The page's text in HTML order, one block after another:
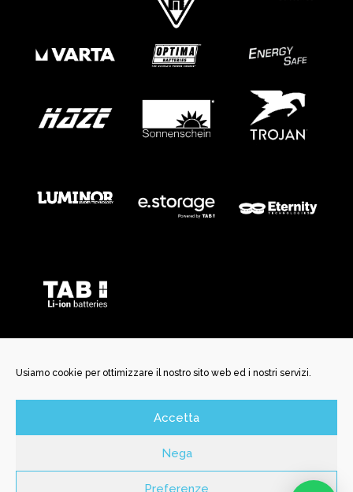
Usiamo cookie per ottimizzare il nostro sito web ed i nostri servizi.
Accetta
Nega
Preferenze
©️ New Battery Service Srl | Via San Martino, 29 | 25037
Versato € 10.000,00 |newbatterysrl@legalmail.it | SDI